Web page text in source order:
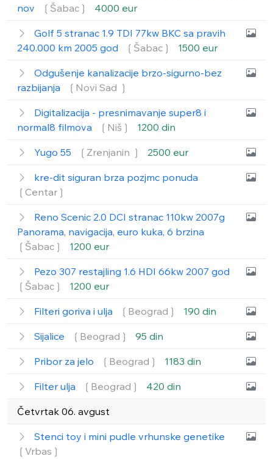
nov
❲Šabac❳ 4000 eur
Golf 5 stranac 1.9 TDI 77kw BKC sa pravih
240.000 km 2005 god
❲Šabac❳ 1500 eur
Odgušenje kanalizacije brzo-sigurno-bez
razbijanja
❲Novi Sad ❳
Digitalizacija - presnimavanje super8 i
normal8 filmova
❲Niš❳ 1200 din
Yugo 55 ❲Zrenjanin ❳ 2500 eur
kre-dit siguran brza pozjmc ponuda
❲Centar❳
Reno Scenic 2.0 DCI stranac 110kw 2007g
Panorama, navigacija, euro kuka, 6 brzina
❲Šabac❳
1200 eur
Pezo 307 restajling 1.6 HDI 66kw 2007 god
❲Šabac❳
1200 eur
Filteri goriva i ulja ❲Beograd❳ 190 din
Sijalice ❲Beograd❳ 95 din
Pribor za jelo ❲Beograd❳ 1183 din
Filter ulja ❲Beograd❳ 420 din
Četvrtak 06. avgust
Stenci toy i mini pudle vrhunske genetike
❲Vrbas❳